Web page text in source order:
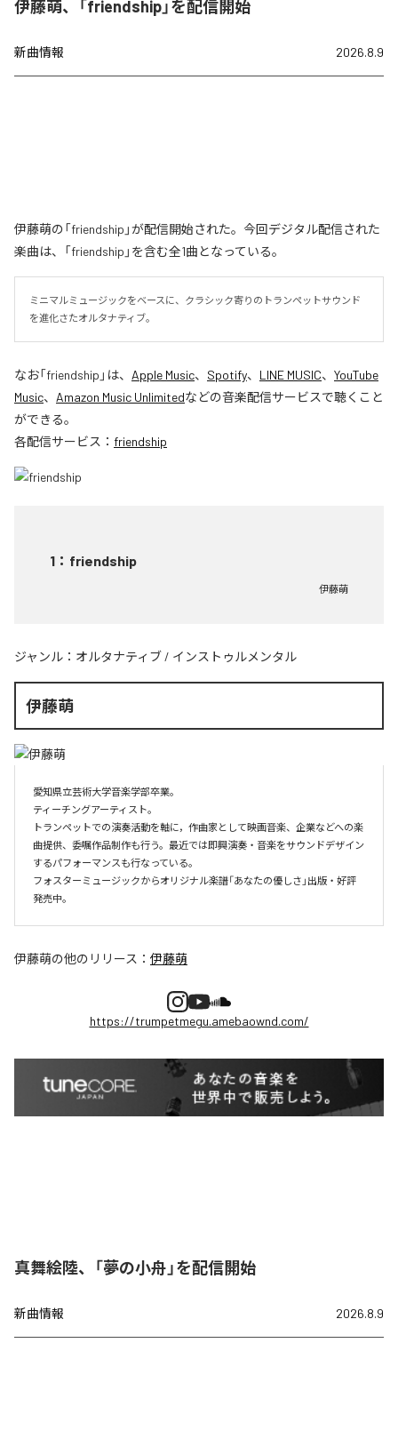
伊藤萌、「friendship」を配信開始
新曲情報 2026.8.9
伊藤萌の「friendship」が配信開始された。今回デジタル配信された
楽曲は、「friendship」を含む全1曲となっている。
ミニマルミュージックをベースに、クラシック寄りのトランペットサウンド
を進化さたオルタナティブ。
なお「friendship 」は、 Apple Music、 Spotify、 LINE MUSIC、 YouTube
Music、 Amazon Music Unlimitedなどの音楽配信サービスで聴くこと
ができる。
各配信サービス： friendship
1 ： friendship
伊藤萌
ジャンル： オルタナティブ / インストゥルメンタル
伊藤萌
愛知県立芸術大学音楽学部卒業。
ティーチングアーティスト。
トランペットでの演奏活動を軸に，作曲家として映画音楽、企業などへの楽
曲提供、委嘱作品制作も行う。最近では即興演奏・音楽をサウンドデザイン
するパフォーマンスも行なっている。
フォスターミュージックからオリジナル楽譜「あなたの優しさ」出版・好評
伊藤萌の他のリリース： 伊藤萌
https://trumpetmegu.amebaownd.com/
真舞絵陸、「夢の小舟」を配信開始
新曲情報 2026.8.9